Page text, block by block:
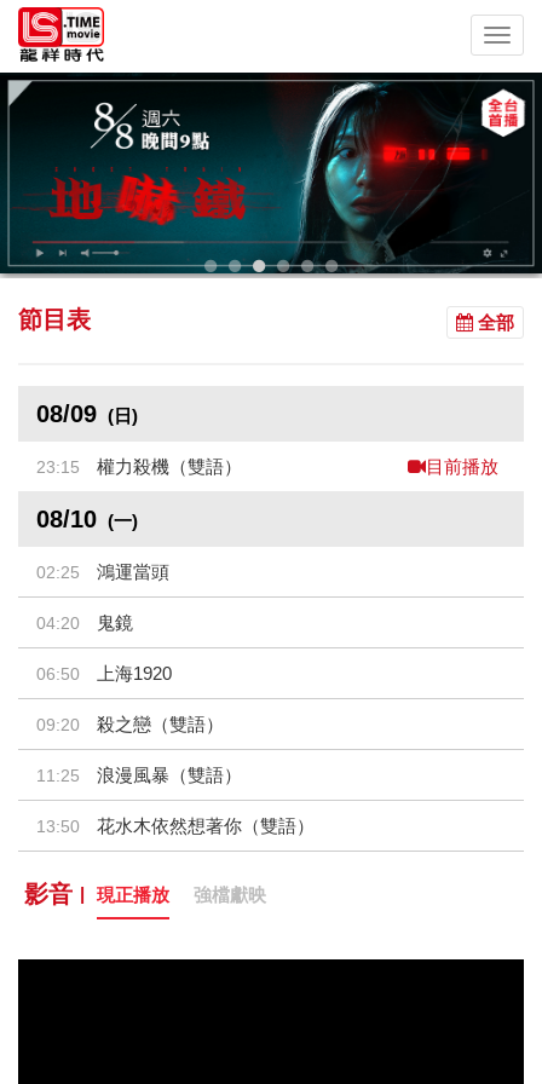
節目表 全部
08/09 (日)
目前播放
23:15 權力殺機（雙語）
08/10 (一)
02:25 鴻運當頭
04:20 鬼鏡
06:50 上海1920
09:20 殺之戀（雙語）
11:25 浪漫風暴（雙語）
13:50 花水木依然想著你（雙語）
16:45
影音 現正播放 強檔獻映